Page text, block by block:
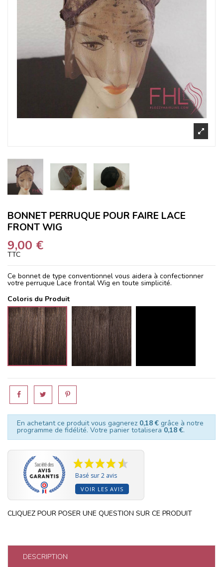
BONNET PERRUQUE POUR FAIRE LACE
FRONT WIG
9,00 €
TTC
Ce bonnet de type conventionnel vous aidera à confectionner
votre perruque Lace frontal Wig en toute simplicité.
Coloris du Produit
marron foncé
Marron
En achetant ce produit vous gagnerez 0,18 €grâce à notre
programme de fidélité. Votre panier totalisera 0,18 €.
Basé sur 2 avis
VOIR LES AVIS
CLIQUEZ POUR POSER UNE QUESTION SUR CE PRODUIT
DESCRIPTION